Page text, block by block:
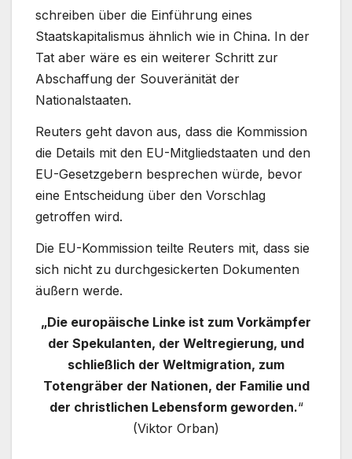
schreiben über die Einführung eines
Staatskapitalismus ähnlich wie in China. In der
Tat aber wäre es ein weiterer Schritt zur
Abschaffung der Souveränität der
Nationalstaaten.
Reuters geht davon aus, dass die Kommission
die Details mit den EU-Mitgliedstaaten und den
EU-Gesetzgebern besprechen würde, bevor
eine Entscheidung über den Vorschlag
getroffen wird.
Die EU-Kommission teilte Reuters mit, dass sie
sich nicht zu durchgesickerten Dokumenten
äußern werde.
„Die europäische Linke ist zum Vorkämpfer
der Spekulanten, der Weltregierung, und
schließlich der Weltmigration, zum
Totengräber der Nationen, der Familie und
der christlichen Lebensform geworden.“
(Viktor Orban)